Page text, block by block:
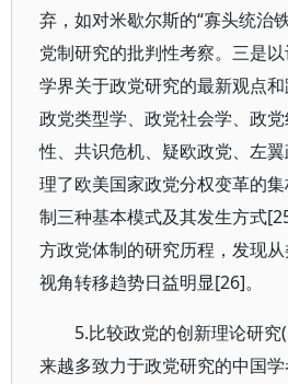
弃，如对米歇尔斯的“寡头统治
党制研究的批判性考察。三是
学界关于政党研究的最新观点
政党类型学、政党社会学、政
性、共识危机、疑欧政党、左
理了欧美国家政党分权变革的
制三种基本模式及其发生方式
方政党体制的研究历程，发现
视角转移趋势日益明显[26]。
5.比较政党的创新理论研
来越多致力于政党研究的中国